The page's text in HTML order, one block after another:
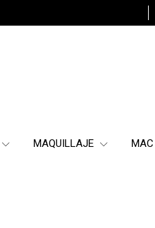
MAQUILLAJE MAC